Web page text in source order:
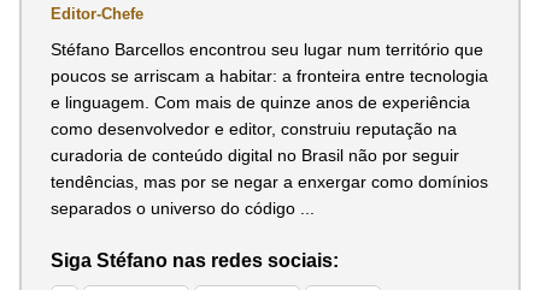
Editor-Chefe
Stéfano Barcellos encontrou seu lugar num território que
poucos se arriscam a habitar: a fronteira entre tecnologia
e linguagem. Com mais de quinze anos de experiência
como desenvolvedor e editor, construiu reputação na
curadoria de conteúdo digital no Brasil não por seguir
tendências, mas por se negar a enxergar como domínios
separados o universo do código ...
Siga Stéfano nas redes sociais: